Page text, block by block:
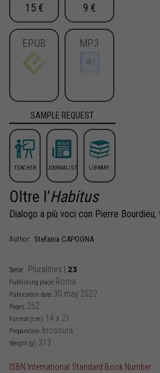
15 € 9 €
EPUB MP3
SAMPLE REQUEST
TEACHER JOURNALIST LIBRARY
Oltre l’Habitus
Dialogo a più voci con Pierre
Author: Stefania CAPOGNA
Serie: Pluralities 23
Publishing place: Roma
Publication date: 30 may 2022
Pages: 252
Format (cm): 14 x 21
Preparation: brossura
Weight (g): 313
ISBN International Standard Book Number